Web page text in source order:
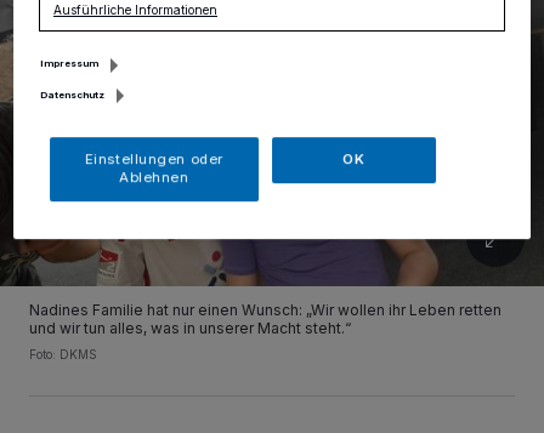
Nadines Familie hat nur einen Wunsch: „Wir wollen ihr Leben retten
und wir tun alles, was in unserer Macht steht.“
Foto: DKMS
Ausführliche Informationen
Impressum
Datenschutz
Einstellungen oder
Ablehnen
OK